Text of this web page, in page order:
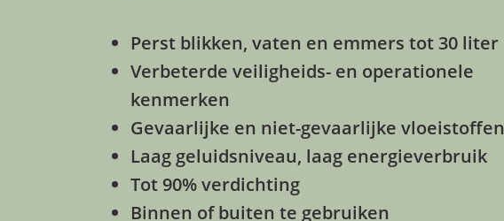
Perst blikken, vaten en emmers tot 30 liter
Verbeterde veiligheids- en operationele
kenmerken
Gevaarlijke en niet-gevaarlijke vloeistoffen
Laag geluidsniveau, laag energieverbruik
Tot 90% verdichting
Binnen of buiten te gebruiken